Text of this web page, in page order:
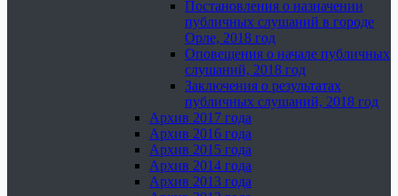
Постановления о назначении
публичных слушаний в городе
Орле, 2018 год
Оповещения о начале публичных
слушаний, 2018 год
Заключения о результатах
публичных слушаний, 2018 год
Архив 2017 года
Архив 2016 года
Архив 2015 года
Архив 2014 года
Архив 2013 года